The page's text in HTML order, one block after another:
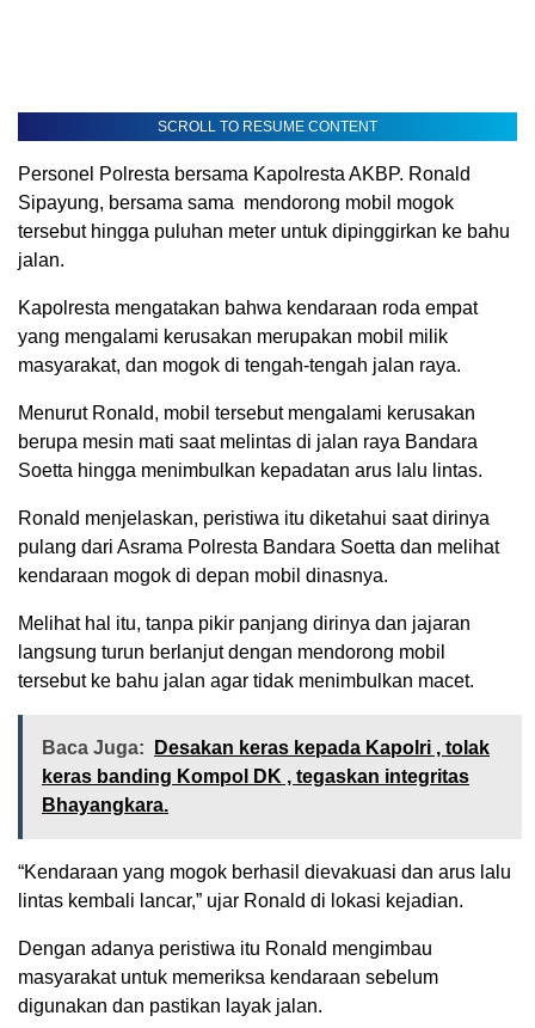
SCROLL TO RESUME CONTENT
Personel Polresta bersama Kapolresta AKBP. Ronald
Sipayung, bersama sama mendorong mobil mogok
tersebut hingga puluhan meter untuk dipinggirkan ke bahu
jalan.
Kapolresta mengatakan bahwa kendaraan roda empat
yang mengalami kerusakan merupakan mobil milik
masyarakat, dan mogok di tengah-tengah jalan raya.
Menurut Ronald, mobil tersebut mengalami kerusakan
berupa mesin mati saat melintas di jalan raya Bandara
Soetta hingga menimbulkan kepadatan arus lalu lintas.
Ronald menjelaskan, peristiwa itu diketahui saat dirinya
pulang dari Asrama Polresta Bandara Soetta dan melihat
kendaraan mogok di depan mobil dinasnya.
Melihat hal itu, tanpa pikir panjang dirinya dan jajaran
langsung turun berlanjut dengan mendorong mobil
tersebut ke bahu jalan agar tidak menimbulkan macet.
Baca Juga:
Desakan keras kepada Kapolri , tolak
keras banding Kompol DK , tegaskan integritas
Bhayangkara.
“Kendaraan yang mogok berhasil dievakuasi dan arus lalu
lintas kembali lancar,” ujar Ronald di lokasi kejadian.
Dengan adanya peristiwa itu Ronald mengimbau
masyarakat untuk memeriksa kendaraan sebelum
digunakan dan pastikan layak jalan.